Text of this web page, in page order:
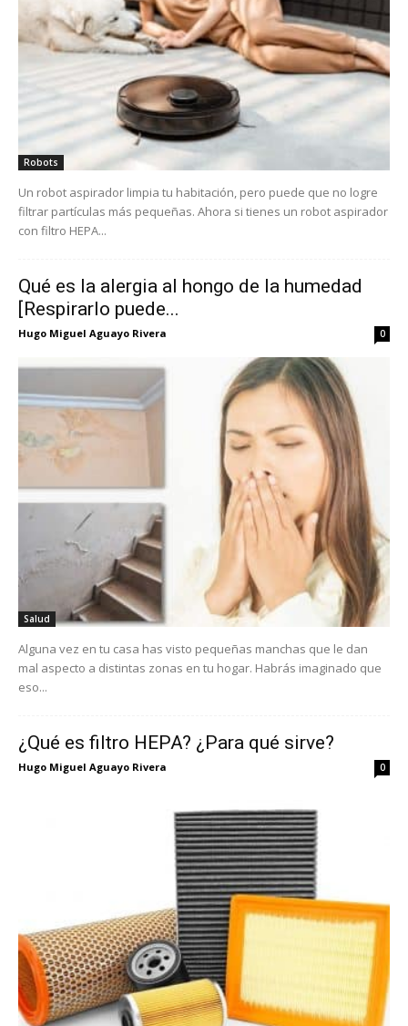
Robots
Un robot aspirador limpia tu habitación, pero puede que no logre
filtrar partículas más pequeñas. Ahora si tienes un robot aspirador
con filtro HEPA...
Qué es la alergia al hongo de la humedad
[Respirarlo puede...
Hugo Miguel Aguayo Rivera 0
Salud
Alguna vez en tu casa has visto pequeñas manchas que le dan
mal aspecto a distintas zonas en tu hogar. Habrás imaginado que
eso...
¿Qué es filtro HEPA? ¿Para qué sirve?
Hugo Miguel Aguayo Rivera 0